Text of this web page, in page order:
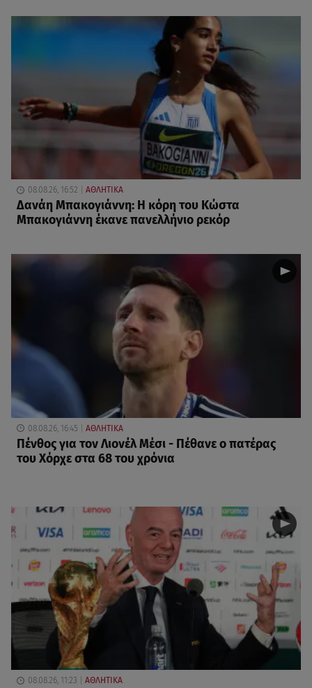
08.08.26, 16:52 ΑΘΛΗΤΙΚΑ
Δανάη Μπακογιάννη: Η κόρη του Κώστα
Μπακογιάννη έκανε πανελλήνιο ρεκόρ
08.08.26, 16:45 ΑΘΛΗΤΙΚΑ
Πένθος για τον Λιονέλ Μέσι - Πέθανε ο πατέρας
του Χόρχε στα 68 του χρόνια
08.08.26, 11:23 ΑΘΛΗΤΙΚΑ